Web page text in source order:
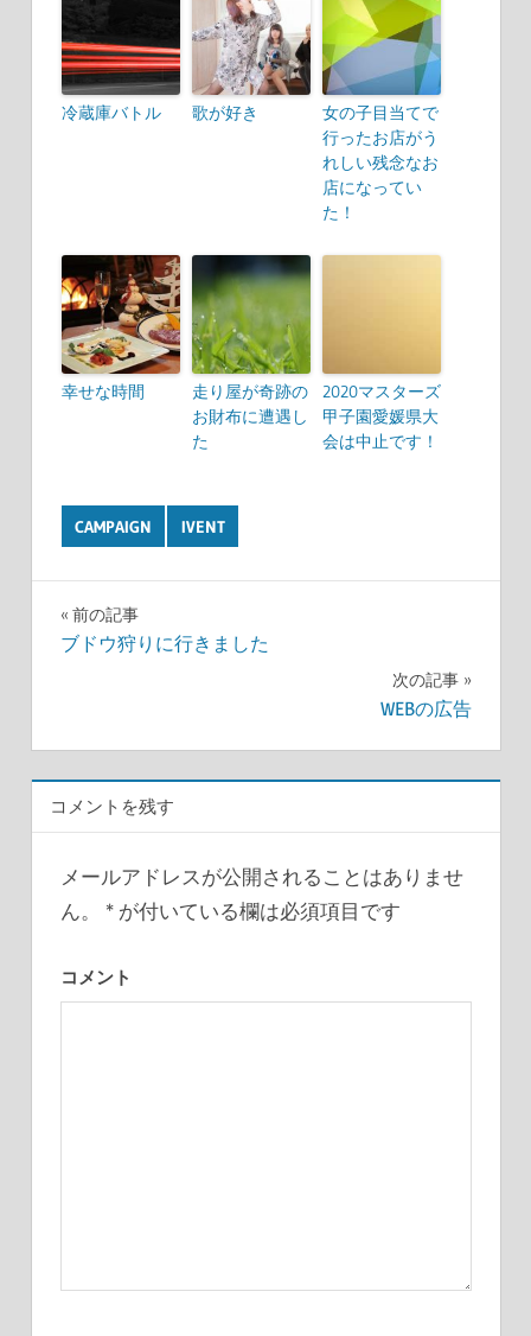
冷蔵庫バトル 歌が好き
女の子目当てで
行ったお店がう
れしい残念なお
店になってい
た！
幸せな時間
走り屋が奇跡の
お財布に遭遇し
た
2020マスターズ
甲子園愛媛県大
会は中止です！
CAMPAIGN IVENT
投
ナ
ビ
ゲ
ー
シ
ョ
前の記事
ブドウ狩りに行きました
次の記事
WEBの広告
コメントを残す
メールアドレスが公開されることはありませ
ん。
*が付いている欄は必須項目です
コメント